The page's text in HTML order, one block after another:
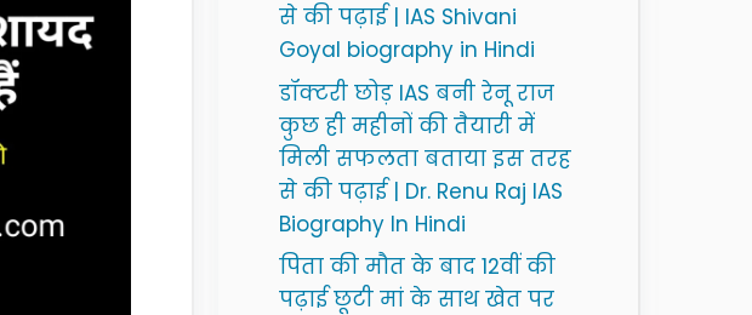
से की पढ़ाई | IAS Shivani
Goyal biography in Hindi
डॉक्टरी छोड़ IAS बनी रेनू राज
कुछ ही महीनों की तैयारी में
मिली सफलता बताया इस तरह
से की पढ़ाई | Dr. Renu Raj IAS
Biography In Hindi
पिता की मौत के बाद 12वीं की
पढ़ाई छूटी मां के साथ खेत पर